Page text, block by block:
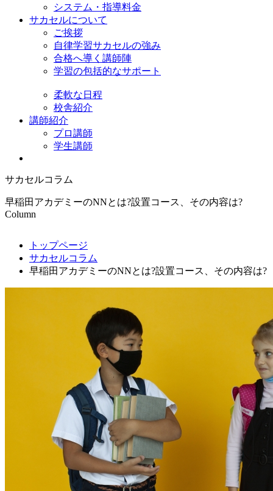
システム・指導料金
サカセルについて
ご挨拶
自律学習サカセルの強み
合格へ導く講師陣
学習の包括的なサポート
柔軟な日程
校舎紹介
講師紹介
プロ講師
学生講師
サカセルコラム
早稲田アカデミーのNNとは?設置コース、その内容は?
Column
トップページ
サカセルコラム
早稲田アカデミーのNNとは?設置コース、その内容は?